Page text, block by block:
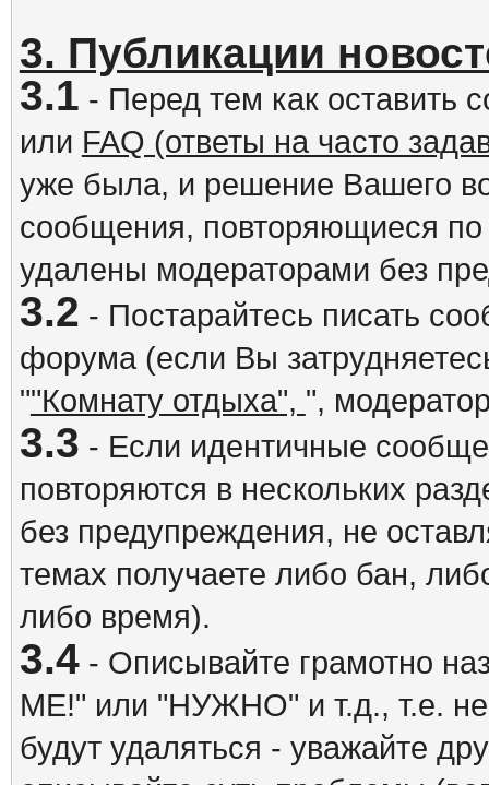
3. Публикации
3.1 - Перед тем как оставить
или FAQ (ответы на часто
уже была, и решение Вашего
сообщения, повторяющиеся
удалены модераторами без
3.2 - Постарайтесь писать
форума (если Вы
""Комнату отдыха", ",
3.3 - Если идентичные
повторяются в нескольких
без предупреждения, не
темах получаете либо бан,
либо время).
3.4- Описывайте грамотно
ME!" или "НУЖНО" и т.д., т.е.
будут удаляться - уважайте